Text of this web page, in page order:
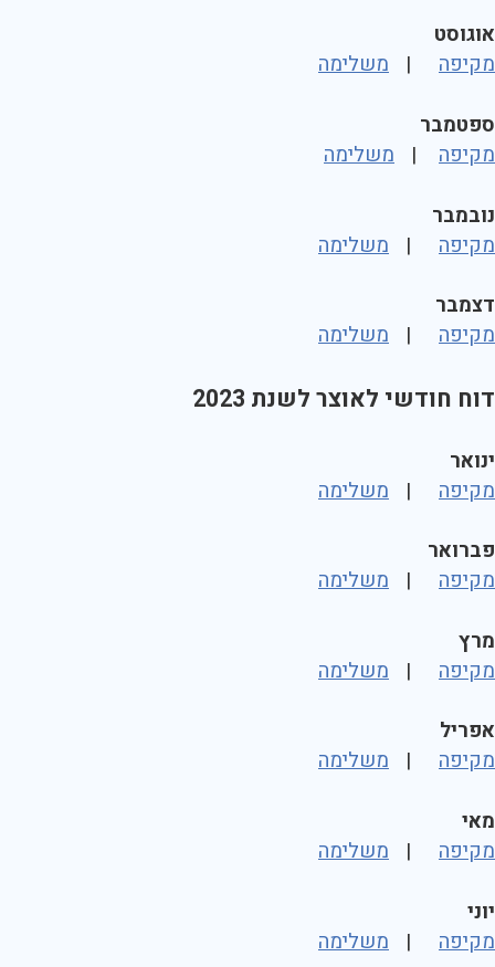
אוגוסט
מקיפה | משלימה
ספטמבר
מקיפה | משלימה
נובמבר
מקיפה | משלימה
דצמבר
מקיפה | משלימה
דוח חודשי לאוצר לשנת 2023
ינואר
מקיפה | משלימה
פברואר
מקיפה | משלימה
מרץ
מקיפה | משלימה
אפריל
מקיפה | משלימה
מאי
מקיפה | משלימה
יוני
מקיפה | משלימה